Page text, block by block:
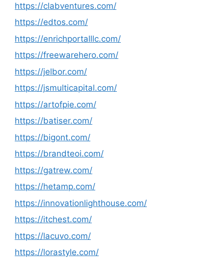
https://clabventures.com/
https://edtos.com/
https://enrichportalllc.com/
https://freewarehero.com/
https://jelbor.com/
https://jsmulticapital.com/
https://artofpie.com/
https://batiser.com/
https://bigont.com/
https://brandteoi.com/
https://gatrew.com/
https://hetamp.com/
https://innovationlighthouse.com/
https://itchest.com/
https://lacuvo.com/
https://lorastyle.com/